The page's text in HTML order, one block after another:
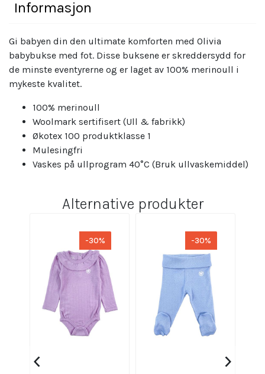
Informasjon
Gi babyen din den ultimate komforten med Olivia
babybukse med fot. Disse buksene er skreddersydd for
de minste eventyrerne og er laget av 100% merinoull i
mykeste kvalitet.
100% merinoull
Woolmark sertifisert (Ull & fabrikk)
Økotex 100 produktklasse 1
Mulesingfri
Vaskes på ullprogram 40°C (Bruk ullvaskemiddel)
Alternative produkter
-30% -30%
‹ ›